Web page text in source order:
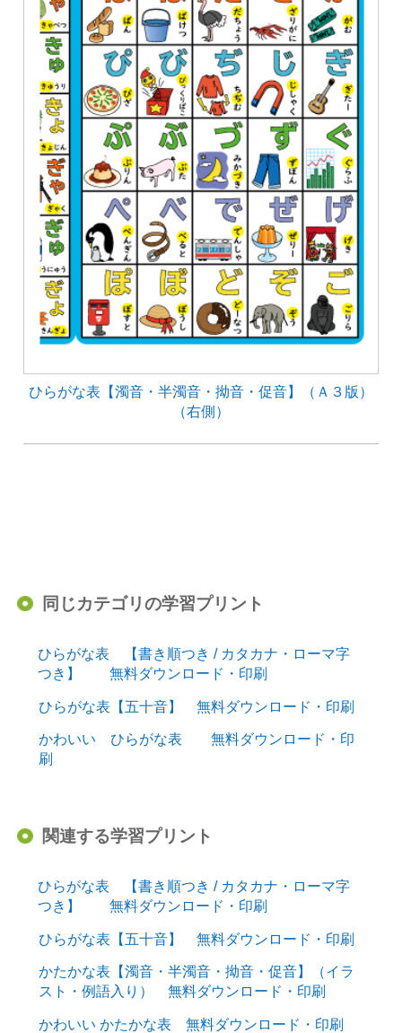
ひらがな表【濁音・半濁音・拗音・促音】（Ａ３版）
（右側）
同じカテゴリの学習プリント
ひらがな表 【書き順つき / カタカナ・ローマ字
つき】 無料ダウンロード・印刷
ひらがな表【五十音】 無料ダウンロード・印刷
かわいい ひらがな表 無料ダウンロード・印
刷
関連する学習プリント
ひらがな表 【書き順つき / カタカナ・ローマ字
つき】 無料ダウンロード・印刷
ひらがな表【五十音】 無料ダウンロード・印刷
かたかな表【濁音・半濁音・拗音・促音】（イラ
スト・例語入り） 無料ダウンロード・印刷
かわいい かたかな表 無料ダウンロード・印刷